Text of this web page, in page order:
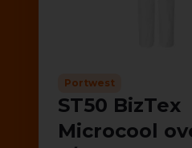
Portwest
ST50 BizTex
Microcool